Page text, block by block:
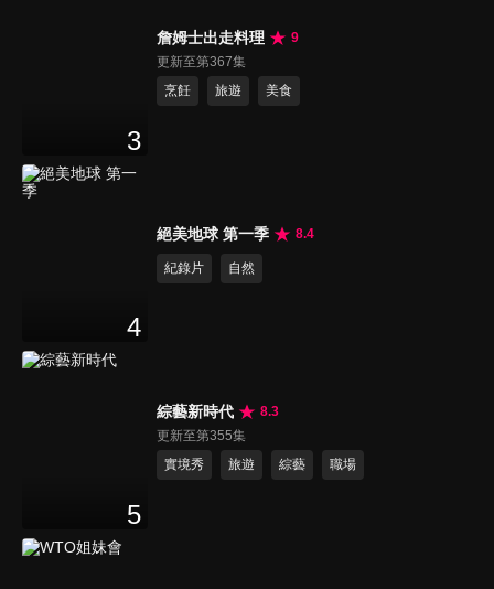
3
詹姆士出走料理
9
更新至第367集
烹飪
旅遊 美食
4
絕美地球 第一季 8.4
紀錄片 自然
5
綜藝新時代
8.3
更新至第355集
實境秀
旅遊 綜藝 職場